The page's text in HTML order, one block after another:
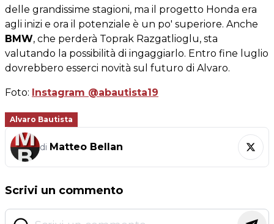
delle grandissime stagioni, ma il progetto Honda era
agli inizi e ora il potenziale è un po' superiore. Anche
BMW, che perderà Toprak Razgatlioglu, sta
valutando la possibilità di ingaggiarlo. Entro fine luglio
dovrebbero esserci novità sul futuro di Alvaro.
Foto: Instagram @abautista19
Alvaro Bautista
di Matteo Bellan
Scrivi un commento